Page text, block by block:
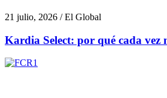
21 julio, 2026 / El Global
Kardia Select: por qué cada vez